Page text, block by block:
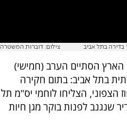
בדירה בתל אביב צילום: דוברות המשטרה
הארץ הסתיים הערב (חמישי)
בתל אביב: בתום חקירה
הצפוני, הצליחו לוחמי יס"מ תל
שנגנב לפנות בוקר מגן חיות